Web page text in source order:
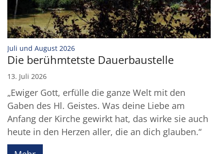
Juli und August 2026:
Die berühmtetste Dauerbaustelle
13. Juli 2026
„Ewiger Gott, erfülle die ganze Welt mit den
Gaben des Hl. Geistes. Was deine Liebe am
Anfang der Kirche gewirkt hat, das wirke sie auch
heute in den Herzen aller, die an dich glauben.“